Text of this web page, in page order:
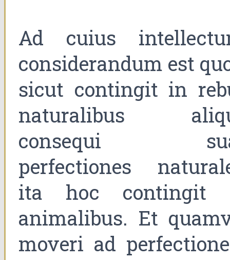
Ad cuius
considerandum est
sicut contingit in
naturalibus
consequi
perfectiones
ita hoc contingit
animalibus. Et
moveri ad